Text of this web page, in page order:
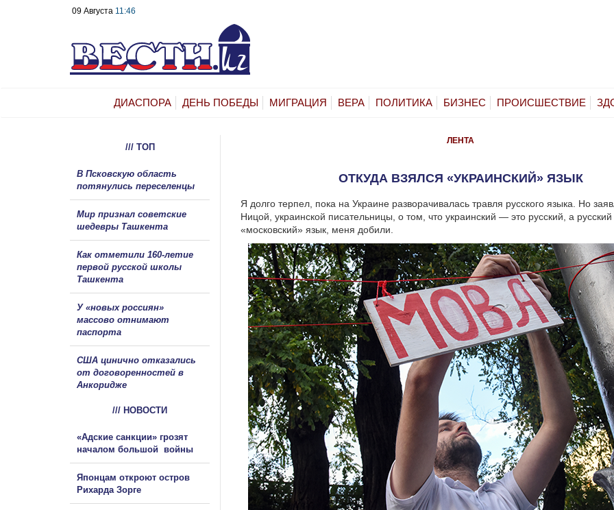
09 Августа 11:46
ДИАСПОРА ДЕНЬ ПОБЕДЫ МИГРАЦИЯ ВЕРА ПОЛИТИКА БИЗНЕС ПРОИСШЕСТВИЕ
ЛЕНТА
ОТКУДА ВЗЯЛСЯ «УКРАИНСКИЙ» ЯЗЫК
Я долго терпел, пока на Украине разворачивалась травля русского языка. Но
Ницой, украинской писательницы, о том, что украинский — это русский, а
«московский» язык, меня добили.
/// ТОП
В Псковскую область
потянулись переселенцы
Мир признал советские
шедевры Ташкента
Как отметили 160-летие
первой русской школы
Ташкента
У «новых россиян»
массово отнимают
паспорта
США цинично отказались
от договоренностей в
Анкоридже
/// НОВОСТИ
«Адские санкции» грозят
началом большой войны
Японцам откроют остров
Рихарда Зорге